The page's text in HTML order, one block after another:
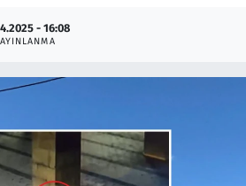
- 16:08